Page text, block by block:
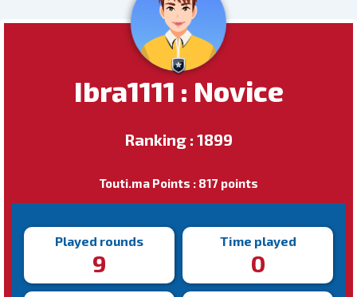
Ibra1111 : Novice
Ranking : 1899
Touti.ma Points : 817 points
Played rounds
9
Time played
0